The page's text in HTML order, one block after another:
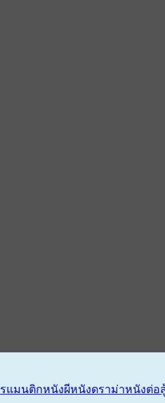
แมนติกหนังผีหนังดราม่าหนังต่อ